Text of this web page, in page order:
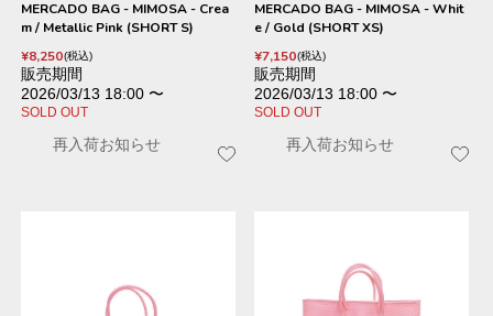
MERCADO BAG - MIMOSA - Crea
m / Metallic Pink (SHORT S)
¥8,250 税込
販売期間
2026/03/13 18:00 〜
SOLD OUT
再入荷お知らせ
MERCADO BAG - MIMOSA - Whit
e / Gold (SHORT XS)
¥7,150 税込
販売期間
2026/03/13 18:00 〜
SOLD OUT
再入荷お知らせ